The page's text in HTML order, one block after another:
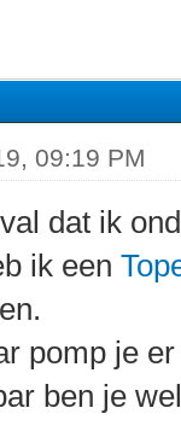
09:19 PM
dat ik
ik een
pomp je
ben je